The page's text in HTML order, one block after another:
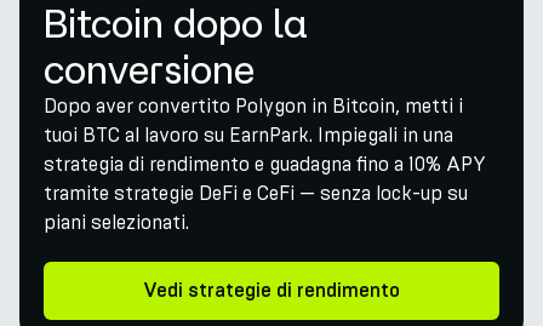
Bitcoin dopo la
conversione
Dopo aver convertito Polygon in Bitcoin, metti i
tuoi BTC al lavoro su EarnPark. Impiegali in una
strategia di rendimento e guadagna fino a 10% APY
tramite strategie DeFi e CeFi — senza lock-up su
piani selezionati.
Vedi strategie di rendimento